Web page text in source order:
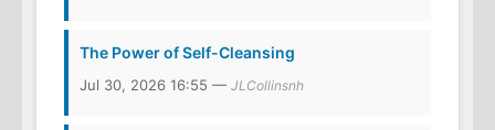
The Power of Self-Cleansing
Jul 30, 2026 16:55 — JLCollinsnh